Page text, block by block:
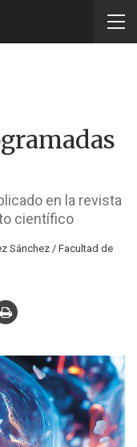
en la revista
científico
Sánchez / Facultad de